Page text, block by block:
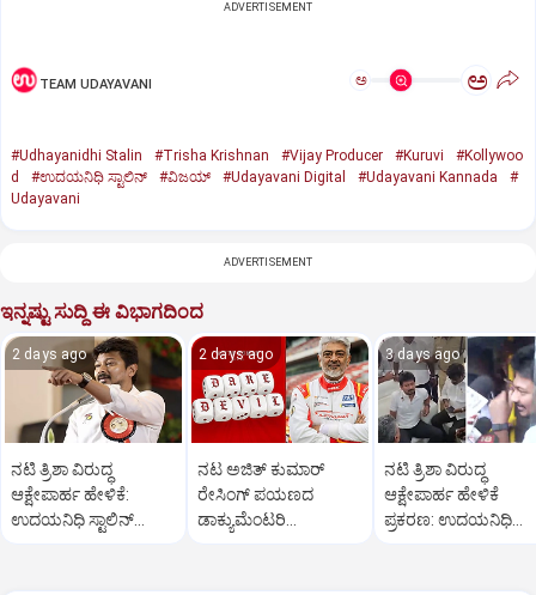
ADVERTISEMENT
TEAM UDAYAVANI ಅ ಅ
#Udhayanidhi Stalin #Trisha Krishnan #Vijay Producer #Kuruvi
#Kollywoo
d
#ಉದಯನಿಧಿ ಸ್ಟಾಲಿನ್‌ #ವಿಜಯ್‌ #Udayavani Digital #Udayavani Kannada
#
Udayavani
ADVERTISEMENT
ಇನ್ನಷ್ಟು ಸುದ್ದಿ ಈ ವಿಭಾಗದಿಂದ
2 days ago
ನಟಿ ತ್ರಿಶಾ ವಿರುದ್ಧ
ಆಕ್ಷೇಪಾರ್ಹ ಹೇಳಿಕೆ:
ಉದಯನಿಧಿ ಸ್ಟಾಲಿನ್‌
2 days ago
ನಟ ಅಜಿತ್‌ ಕುಮಾರ್‌
ರೇಸಿಂಗ್‌ ಪಯಣದ
ಡಾಕ್ಯುಮೆಂಟರಿ
3 days ago
ನಟಿ ತ್ರಿಶಾ ವಿರುದ್ಧ
ಆಕ್ಷೇಪಾರ್ಹ ಹೇಳಿಕೆ
ಪ್ರಕರಣ: ಉದಯನಿಧಿ